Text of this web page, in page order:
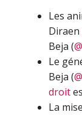
Les
Diraen
Beja (
Le
Beja (
droit
La